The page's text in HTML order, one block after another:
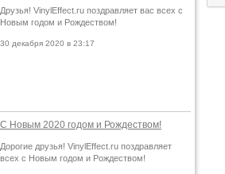
Друзья! VinylEffect.ru поздравляет вас всех с
Новым годом и Рождеством!
30 декабря 2020 в 23:17
С Новым 2020 годом и Рождеством!
Дорогие друзья! VinylEffect.ru поздравляет
всех с Новым годом и Рождеством!